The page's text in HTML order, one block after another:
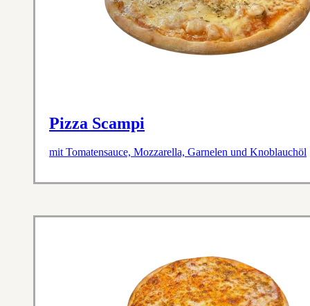
Pizza Scampi
mit Tomatensauce, Mozzarella, Garnelen und Knoblauchöl